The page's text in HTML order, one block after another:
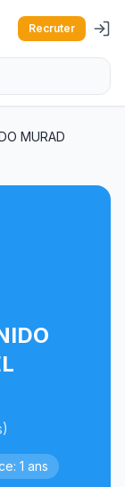
Recruter
MURAD
1 ans